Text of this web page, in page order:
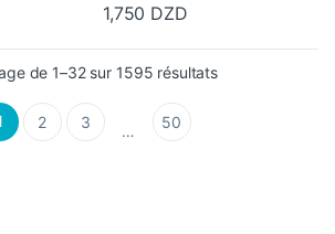
variations. Les options peuvent être
1,750 DZD
Ce produit a plusieurs
de 1–32 sur 1595 résultats
2 3 … 50